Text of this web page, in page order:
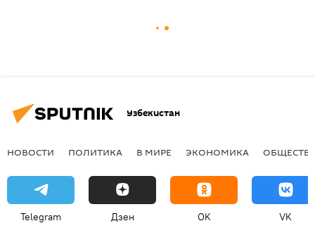
Узбекистан
НОВОСТИ ПОЛИТИКА В МИРЕ ЭКОНОМИКА
Telegram Дзен OK VK